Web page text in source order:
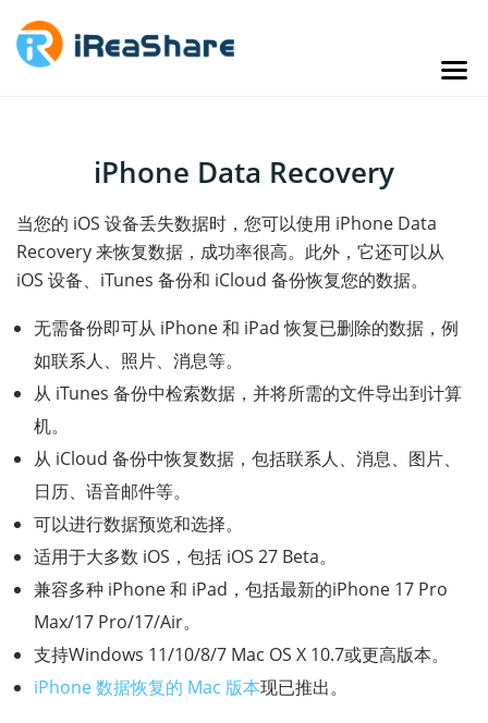
iPhone Data Recovery
当您的 iOS 设备丢失数据时，您可以使用 iPhone Data
Recovery 来恢复数据，成功率很高。此外，它还可以从
iOS 设备、iTunes 备份和 iCloud 备份恢复您的数据。
无需备份即可从 iPhone 和 iPad 恢复已删除的数据，例
如联系人、照片、消息等。
从 iTunes 备份中检索数据，并将所需的文件导出到计算
机。
从 iCloud 备份中恢复数据，包括联系人、消息、图片、
日历、语音邮件等。
可以进行数据预览和选择。
适用于大多数 iOS，包括 iOS 27 Beta。
兼容多种 iPhone 和 iPad，包括最新的iPhone 17 Pro
Max/17 Pro/17/Air。
支持Windows 11/10/8/7 Mac OS X 10.7或更高版本。
iPhone 数据恢复的 Mac 版本现已推出。